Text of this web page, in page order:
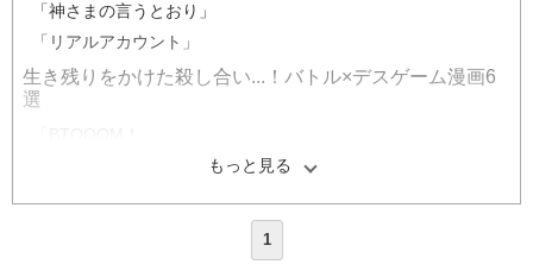
「神さまの言うとおり」
「リアルアカウント」
生き残りをかけた殺し合い...！バトル×デスゲーム漫画6
選
もっと見る
1